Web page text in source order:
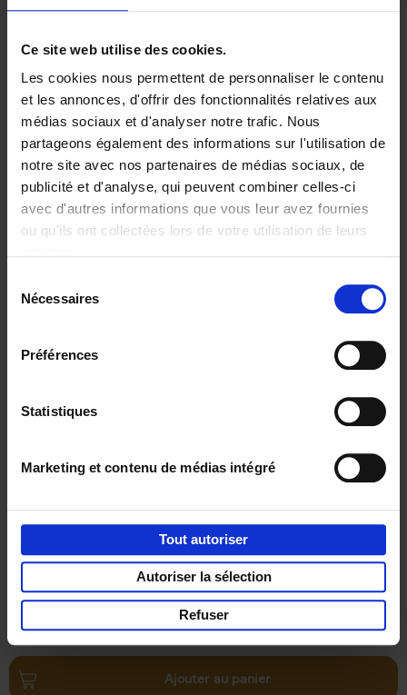
Ce site web utilise des cookies.
Les cookies nous permettent de personnaliser le contenu
et les annonces, d'offrir des fonctionnalités relatives aux
médias sociaux et d'analyser notre trafic. Nous
partageons également des informations sur l'utilisation de
notre site avec nos partenaires de médias sociaux, de
publicité et d'analyse, qui peuvent combiner celles-ci
avec d'autres informations que vous leur avez fournies
ou qu'ils ont collectées lors de votre utilisation de leurs
Nécessaires
Préférences
Statistiques
Marketing et contenu de médias intégré
Tout autoriser
Autoriser la sélection
Refuser
Ajouter au panier
Reward
Axel Smits
Bart Van den Bussche
Couverture souple
2024 222
The Channel Whisperer (EN)
€29,99
Ajouter au panier